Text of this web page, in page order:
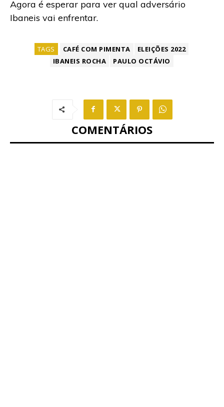
Agora é esperar para ver qual adversário
Ibaneis vai enfrentar.
TAGS CAFÉ COM PIMENTA
ELEIÇÕES 2022
IBANEIS ROCHA
PAULO OCTÁVIO
COMENTÁRIOS